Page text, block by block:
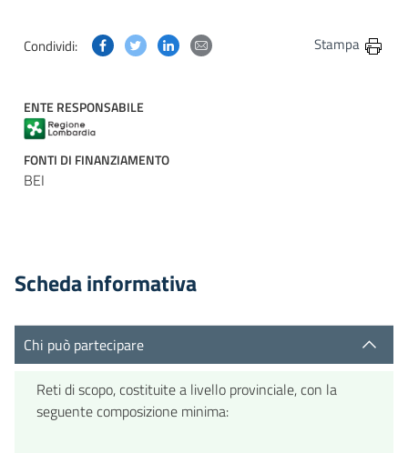
Condividi: Condividi questa pagina su Facebook
Condividi questa pagina su Twitter
Condividi questa pagina su Linkedin
Condividi questa pagina via
Stampa
ENTE RESPONSABILE
FONTI DI FINANZIAMENTO
BEI
Scheda informativa
Chi può partecipare
Reti di scopo, costituite a livello provinciale, con la
seguente composizione minima: